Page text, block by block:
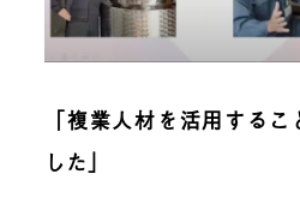
「複業人材を活用する
した」